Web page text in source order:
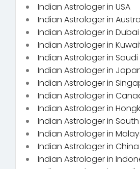
Indian Astrologer in USA
Indian Astrologer in
Indian Astrologer in Dubai
Indian Astrologer in
Indian Astrologer in
Indian Astrologer in
Indian Astrologer in
Indian Astrologer in
Indian Astrologer in
Indian Astrologer in
Indian Astrologer in
Indian Astrologer in China
Indian Astrologer in